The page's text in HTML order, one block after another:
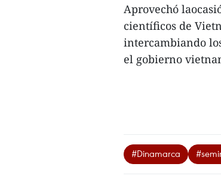
Aprovechó
científicos de
intercambiando
el gobierno
#Dinamarca